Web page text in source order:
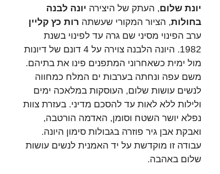
יונת שלום, העתק של היצירה יונה לבנה
בחולות, הציור המקורי שעשתה רות כץ קליין
ערב הפינוי מסיני שם גרה עד לפינוי בשנת
1982. היונה הלבנה צוירה על 4 דונם של דיונות
מול ימית כשאחרוני המתפנים פינו את בתיהם.
משם עפה ונחתה בערבות ים המלח כמחווה
לנשים עושות שלום, העוסקות במלאכה ימים
ולילות ללא לאות עד להסכם מדיני. בעזרת צוות
נפלא יושר השטח וסומן, האדמה הורטבה,
ואבקת אבן גיר פוזרה בגבולות סימון היונה.
עבודה זו מוקדשת על יד האמנית לנשים עושות
שלום באהבה.